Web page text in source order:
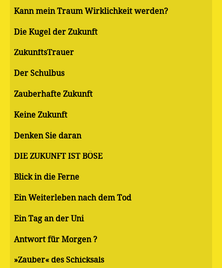
Kann mein Traum Wirklichkeit werden?
Die Kugel der Zukunft
ZukunftsTrauer
Der Schulbus
Zauberhafte Zukunft
Keine Zukunft
Denken Sie daran
DIE ZUKUNFT IST BÖSE
Blick in die Ferne
Ein Weiterleben nach dem Tod
Ein Tag an der Uni
Antwort für Morgen ?
»Zauber« des Schicksals